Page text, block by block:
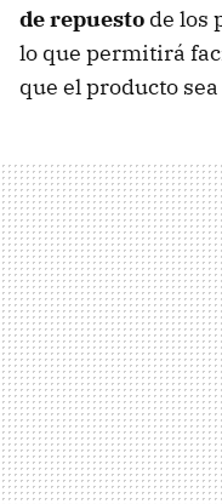
de repuesto de los
lo que permitirá
que el producto